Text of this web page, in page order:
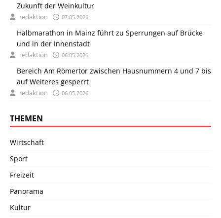
Zukunft der Weinkultur
redaktion 07.05.2026
Halbmarathon in Mainz führt zu Sperrungen auf Brücke
und in der Innenstadt
redaktion 06.05.2026
Bereich Am Römertor zwischen Hausnummern 4 und 7 bis
auf Weiteres gesperrt
redaktion 06.05.2026
THEMEN
Wirtschaft
Sport
Freizeit
Panorama
Kultur